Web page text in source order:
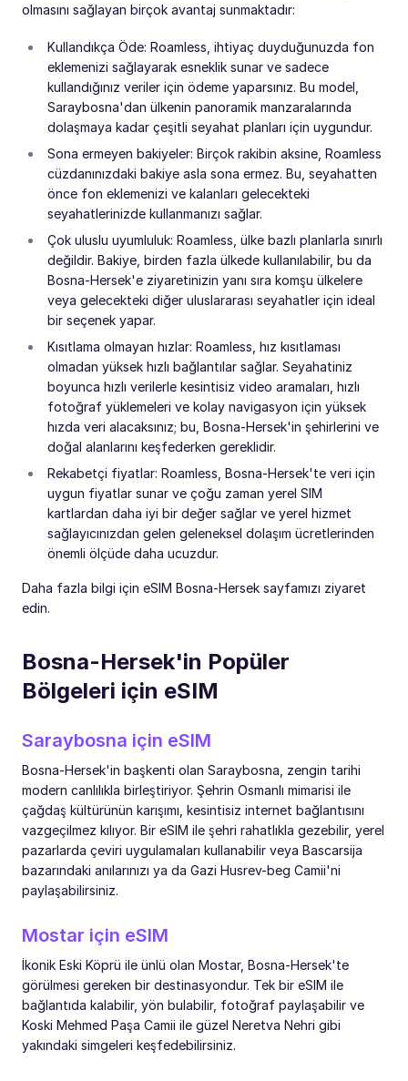
olmasını sağlayan birçok avantaj sunmaktadır:
Kullandıkça Öde: Roamless, ihtiyaç duyduğunuzda fon
eklemenizi sağlayarak esneklik sunar ve sadece
kullandığınız veriler için ödeme yaparsınız. Bu model,
Saraybosna'dan ülkenin panoramik manzaralarında
dolaşmaya kadar çeşitli seyahat planları için uygundur.
Sona ermeyen bakiyeler: Birçok rakibin aksine, Roamless
cüzdanınızdaki bakiye asla sona ermez. Bu, seyahatten
önce fon eklemenizi ve kalanları gelecekteki
seyahatlerinizde kullanmanızı sağlar.
Çok uluslu uyumluluk: Roamless, ülke bazlı planlarla sınırlı
değildir. Bakiye, birden fazla ülkede kullanılabilir, bu da
Bosna-Hersek'e ziyaretinizin yanı sıra komşu ülkelere
veya gelecekteki diğer uluslararası seyahatler için ideal
bir seçenek yapar.
Kısıtlama olmayan hızlar: Roamless, hız kısıtlaması
olmadan yüksek hızlı bağlantılar sağlar. Seyahatiniz
boyunca hızlı verilerle kesintisiz video aramaları, hızlı
fotoğraf yüklemeleri ve kolay navigasyon için yüksek
hızda veri alacaksınız; bu, Bosna-Hersek'in şehirlerini ve
doğal alanlarını keşfederken gereklidir.
Rekabetçi fiyatlar: Roamless, Bosna-Hersek'te veri için
uygun fiyatlar sunar ve çoğu zaman yerel SIM
kartlardan daha iyi bir değer sağlar ve yerel hizmet
sağlayıcınızdan gelen geleneksel dolaşım ücretlerinden
önemli ölçüde daha ucuzdur.
Daha fazla bilgi için eSIM Bosna-Hersek sayfamızı ziyaret
edin.
Bosna-Hersek'in Popüler
Bölgeleri için eSIM
Saraybosna için eSIM
Bosna-Hersek'in başkenti olan Saraybosna, zengin tarihi
modern canlılıkla birleştiriyor. Şehrin Osmanlı mimarisi ile
çağdaş kültürünün karışımı, kesintisiz internet bağlantısını
vazgeçilmez kılıyor. Bir eSIM ile şehri rahatlıkla gezebilir, yerel
pazarlarda çeviri uygulamaları kullanabilir veya Bascarsija
bazarındaki anılarınızı ya da Gazi Husrev-beg Camii'ni
paylaşabilirsiniz.
Mostar için eSIM
İkonik Eski Köprü ile ünlü olan Mostar, Bosna-Hersek'te
görülmesi gereken bir destinasyondur. Tek bir eSIM ile
bağlantıda kalabilir, yön bulabilir, fotoğraf paylaşabilir ve
Koski Mehmed Paşa Camii ile güzel Neretva Nehri gibi
yakındaki simgeleri keşfedebilirsiniz.